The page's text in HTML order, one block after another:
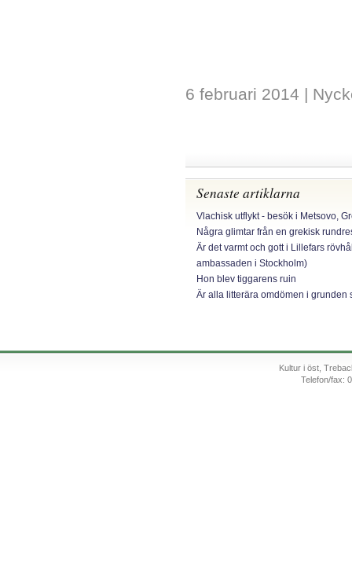
6 februari 2014 |
Senaste artiklarna
Vlachisk utflykt - besök i Metsovo,
Några glimtar från en grekisk
Är det varmt och gott i Lillefars
ambassaden i Stockholm)
Hon blev tiggarens ruin
Är alla litterära omdömen i grunden
Kultur i öst,
Telefon/fax: